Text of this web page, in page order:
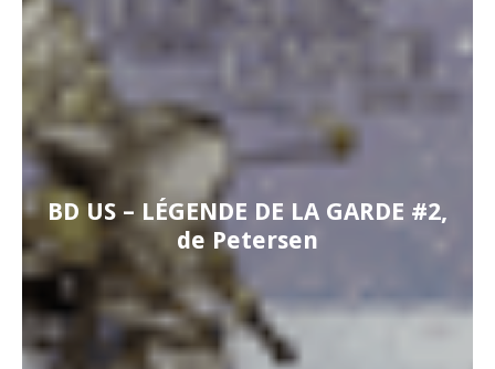
BD US – LÉGENDE DE LA GARDE #2,
de Petersen